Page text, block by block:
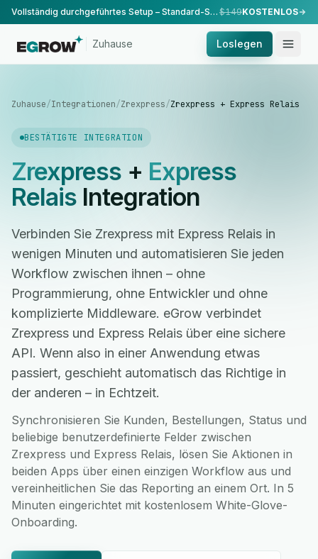
Vollständig durchgeführtes Setup – Standard-Setup, durchgeführt von unserem Team. $149KOSTENLOS
Zuhause Loslegen
Zuhause/Integrationen/Zrexpress/Zrexpress + Express Relais
BESTÄTIGTE INTEGRATION
Zrexpress+ Express
RelaisIntegration
Verbinden Sie Zrexpress mit Express Relais in
wenigen Minuten und automatisieren Sie jeden
Workflow zwischen ihnen – ohne
Programmierung, ohne Entwickler und ohne
komplizierte Middleware. eGrow verbindet
Zrexpress und Express Relais über eine sichere
API. Wenn also in einer Anwendung etwas
passiert, geschieht automatisch das Richtige in
der anderen – in Echtzeit.
Synchronisieren Sie Kunden, Bestellungen, Status und
beliebige benutzerdefinierte Felder zwischen
Zrexpress und Express Relais, lösen Sie Aktionen in
beiden Apps über einen einzigen Workflow aus und
vereinheitlichen Sie das Reporting an einem Ort. In 5
Minuten eingerichtet mit kostenlosem White-Glove-
Onboarding.